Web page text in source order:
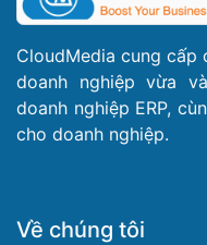
CloudMedia cung cấp
doanh nghiệp vừa
doanh nghiệp ERP,
cho doanh nghiệp.
Về chúng tôi